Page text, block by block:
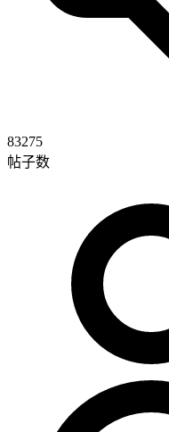
83275
帖子数